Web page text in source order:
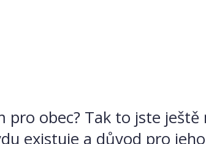
obec? Tak to jste ještě
existuje a důvod pro